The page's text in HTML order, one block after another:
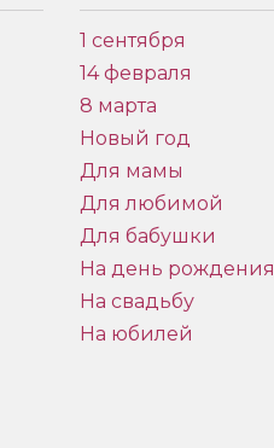
1 сентября
14 февраля
8 марта
Новый год
Для мамы
Для любимой
Для бабушки
На день рождения
На свадьбу
На юбилей